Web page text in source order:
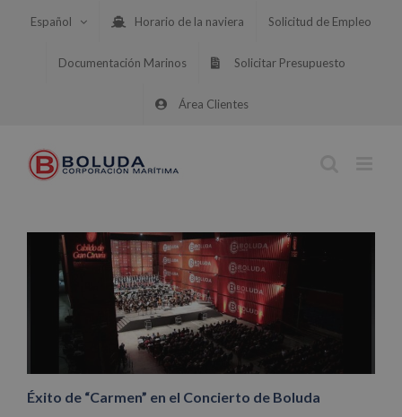
Español Horario de la naviera Solicitud de Empleo
Documentación Marinos Solicitar Presupuesto
Área Clientes
Éxito de “Carmen” en el Concierto de Boluda